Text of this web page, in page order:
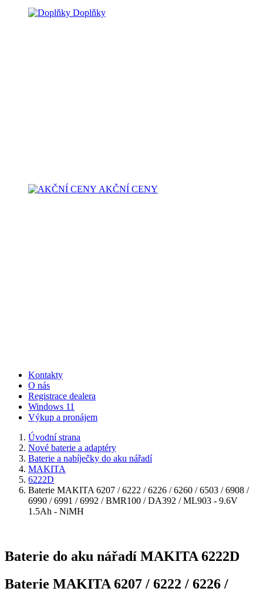
Doplňky
AKČNÍ CENY
Kontakty
O nás
Registrace dealera
Windows 11
Výkup a pronájem
Úvodní strana
Nové baterie a adaptéry
Baterie a nabíječky do aku nářadí
MAKITA
6222D
Baterie MAKITA 6207 / 6222 / 6226 / 6260 / 6503 / 6908 /
6990 / 6991 / 6992 / BMR100 / DA392 / ML903 - 9.6V
1.5Ah - NiMH
Baterie do aku nářadí MAKITA 6222D
Baterie MAKITA 6207 / 6222 / 6226 /